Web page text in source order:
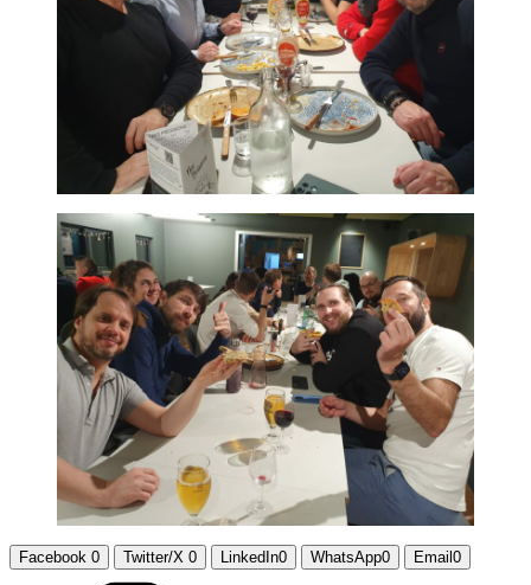
Facebook 0 Twitter/X 0 LinkedIn0 WhatsApp0 Email0